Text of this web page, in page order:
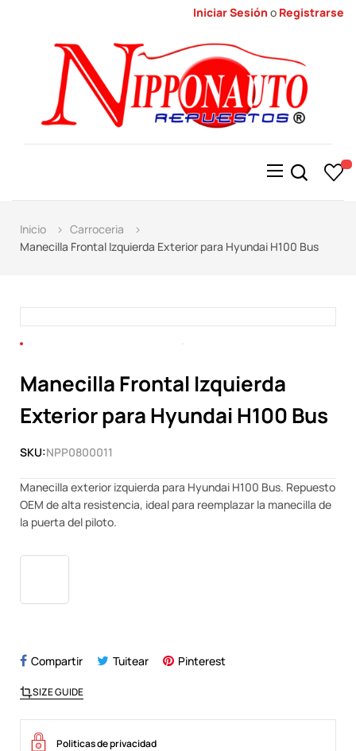
Iniciar Sesión o Registrarse
Alternar
navegación
☰
Inicio
Carroceria
Manecilla Frontal Izquierda Exterior para Hyundai H100 Bus
Manecilla Frontal Izquierda
Exterior para Hyundai H100 Bus
SKU:NPP0800011
Manecilla exterior izquierda para Hyundai H100 Bus. Repuesto
OEM de alta resistencia, ideal para reemplazar la manecilla de
la puerta del piloto.
Compartir Tuitear Pinterest
SIZE GUIDE
Politicas de privacidad